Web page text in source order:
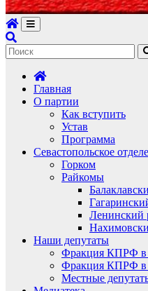
Главная
О партии
Как вступить
Устав
Программа
Севастопольское
Горком
Райкомы
Наши депутаты
Фракция КПРФ в
Фракция КПРФ в
Местные